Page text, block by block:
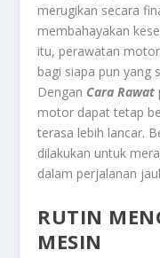
merugikan secara
membahayakan
itu, perawatan
bagi siapa pun yang
Dengan Cara Rawat
motor dapat tetap
terasa lebih lancar.
dilakukan untuk
dalam perjalanan
RUTIN
MESIN